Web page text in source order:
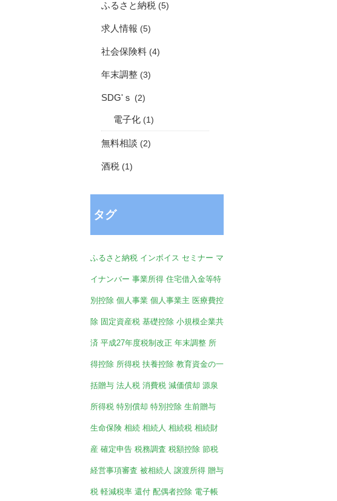
ふるさと納税 (5)
求人情報 (5)
社会保険料 (4)
年末調整 (3)
SDG'ｓ (2)
電子化 (1)
無料相談 (2)
酒税 (1)
タグ
ふるさと納税 インボイス セミナー マ
イナンバー 事業所得 住宅借入金等特
別控除 個人事業 個人事業主 医療費控
除 固定資産税 基礎控除 小規模企業共
済 平成27年度税制改正 年末調整 所
得控除 所得税 扶養控除 教育資金の一
括贈与 法人税 消費税 減価償却 源泉
所得税 特別償却 特別控除 生前贈与
生命保険 相続 相続人 相続税 相続財
産 確定申告 税務調査 税額控除 節税
経営事項審査 被相続人 譲渡所得 贈与
税 軽減税率 還付 配偶者控除 電子帳